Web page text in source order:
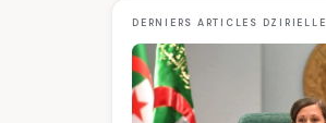
DERNIERS ARTICLES DZIRIELLE